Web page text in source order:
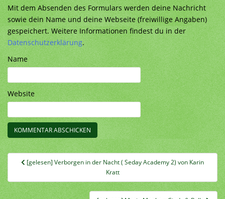
Mit dem Absenden des Formulars werden deine Nachricht
sowie dein Name und deine Webseite (freiwillige Angaben)
gespeichert. Weitere Informationen findest du in der
Datenschutzerklärung.
Name
Website
Beitragsnavigation
[gelesen] Verborgen in der Nacht ( Seday Academy 2) von Karin
Kratt